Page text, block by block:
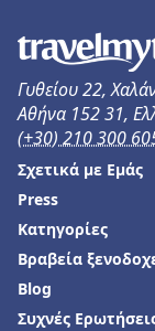
Γυθείου 22,
Αθήνα 152 31,
(+30) 210 300
Σχετικά με Εμάς
Press
Κατηγορίες
Βραβεία
Blog
Συχνές